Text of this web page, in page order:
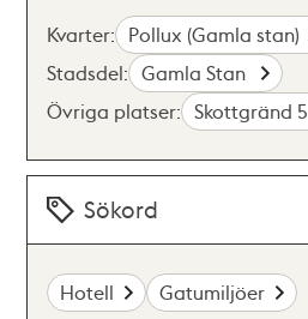
Kvarter: Pollux (Gamla stan)
Stadsdel: Gamla Stan
Övriga platser: Skottgränd 5
Sökord
Hotell Gatumiljöer